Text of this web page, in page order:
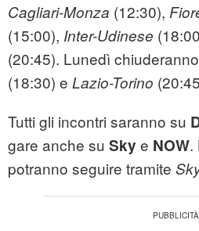
Cagliari-Monza (12:30),
(15:00), Inter-Udinese
(20:45). Lunedì chiuderanno
(18:30) e Lazio-Torino
Tutti gli incontri saranno su
gare anche su Sky e NOW.
potranno seguire tramite